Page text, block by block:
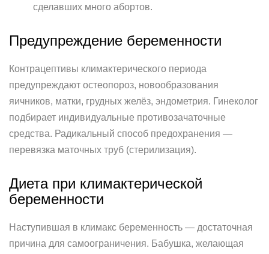
сделавших много абортов.
Предупреждение беременности
Контрацептивы климактерического периода
предупреждают остеопороз, новообразования
яичников, матки, грудных желёз, эндометрия. Гинеколог
подбирает индивидуальные противозачаточные
средства. Радикальный способ предохранения —
перевязка маточных труб (стерилизация).
Диета при климактерической
беременности
Наступившая в климакс беременность — достаточная
причина для самоограничения. Бабушка, желающая